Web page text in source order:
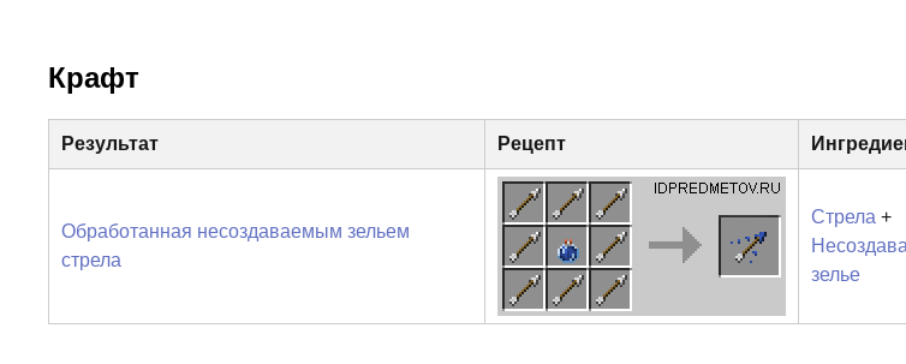
Крафт
Результат Рецепт
Обработанная несоздаваемым зельем
стрела
Стрела +
зелье